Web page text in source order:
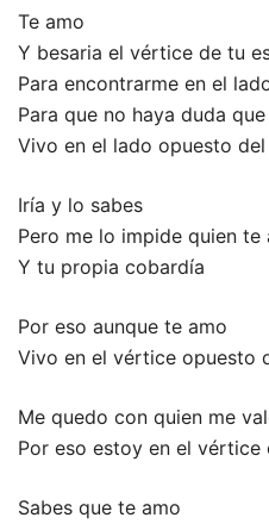
Te amo
Y besaria el vértice de tu
Para encontrarme en el
Para que no haya duda
Vivo en el lado opuesto
Iría y lo sabes
Pero me lo impide quien te
Y tu propia cobardía
Por eso aunque te amo
Vivo en el vértice opuesto
Me quedo con quien me
Por eso estoy en el
Sabes que te amo